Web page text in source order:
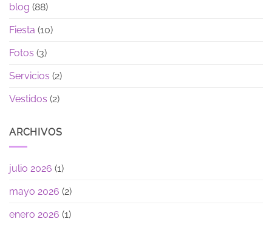
blog (88)
Fiesta (10)
Fotos (3)
Servicios (2)
Vestidos (2)
ARCHIVOS
julio 2026 (1)
mayo 2026 (2)
enero 2026 (1)